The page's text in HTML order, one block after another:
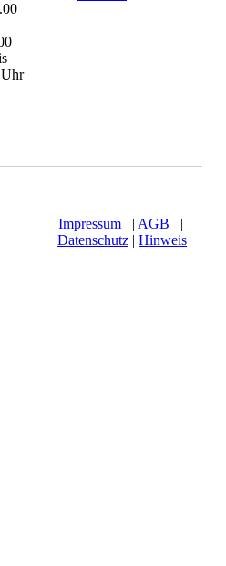
Impressum | AGB
|
Datenschutz | Hinweis